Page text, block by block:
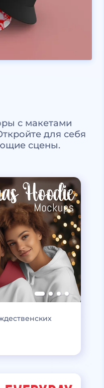
с макетами
для себя
сцены.